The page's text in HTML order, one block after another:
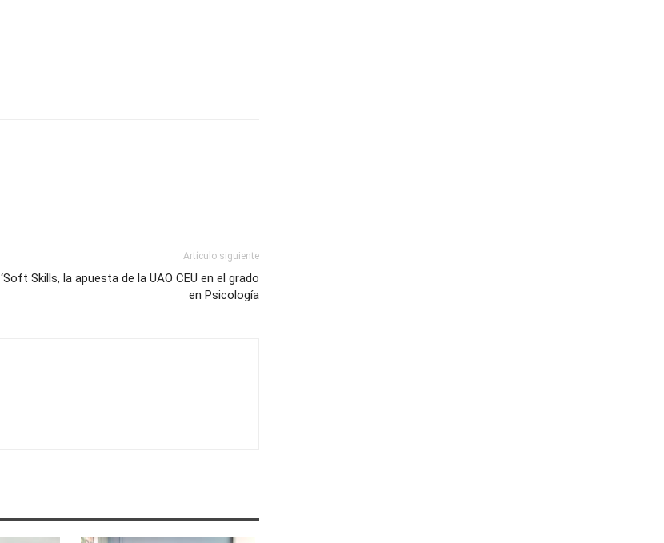
Artículo siguiente
‘Soft Skills, la apuesta de la UAO CEU en el grado
en Psicología